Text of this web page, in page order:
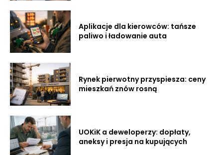
Aplikacje dla kierowców: tańsze
paliwo i ładowanie auta
Rynek pierwotny przyspiesza: ceny
mieszkań znów rosną
UOKiK a deweloperzy: dopłaty,
aneksy i presja na kupujących